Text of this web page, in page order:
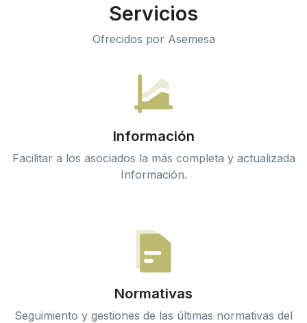
Servicios
Ofrecidos por Asemesa
Información
Facilitar a los asociados la más completa y actualizada
Información.
Normativas
Seguimiento y gestiones de las últimas normativas del